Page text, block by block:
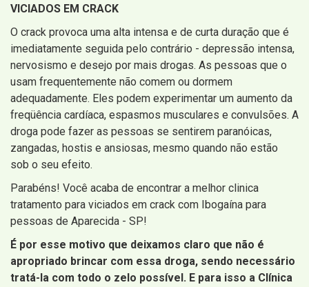
VICIADOS EM CRACK
O crack provoca uma alta intensa e de curta duração que é
imediatamente seguida pelo contrário - depressão intensa,
nervosismo e desejo por mais drogas. As pessoas que o
usam frequentemente não comem ou dormem
adequadamente. Eles podem experimentar um aumento da
freqüência cardíaca, espasmos musculares e convulsões. A
droga pode fazer as pessoas se sentirem paranóicas,
zangadas, hostis e ansiosas, mesmo quando não estão
sob o seu efeito.
Parabéns! Você acaba de encontrar a melhor clinica
tratamento para viciados em crack com Ibogaína para
pessoas de Aparecida - SP!
É por esse motivo que deixamos claro que não é
apropriado brincar com essa droga, sendo necessário
tratá-la com todo o zelo possível. E para isso a Clínica